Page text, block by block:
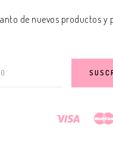
de nuevos productos y